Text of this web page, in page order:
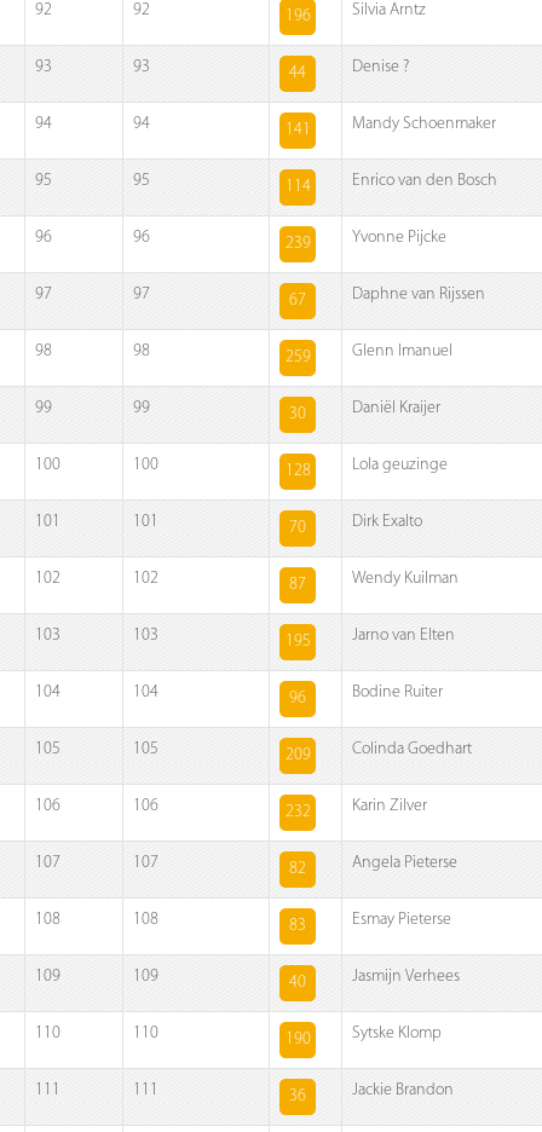
92 92 196 Silvia Arntz
93 93 44 Denise ?
94 94 141 Mandy Schoenmaker
95 95 114 Enrico van den Bosch
96 96 239 Yvonne Pijcke
97 97 67 Daphne van Rijssen
98 98 259 Glenn Imanuel
99 99 30 Daniël Kraijer
100 100 128 Lola geuzinge
101 101 70 Dirk Exalto
102 102 87 Wendy Kuilman
103 103 195 Jarno van Elten
104 104 96 Bodine Ruiter
105 105 209 Colinda Goedhart
106 106 232 Karin Zilver
107 107 82 Angela Pieterse
108 108 83 Esmay Pieterse
109 109 40 Jasmijn Verhees
110 110 190 Sytske Klomp
111 111 36 Jackie Brandon